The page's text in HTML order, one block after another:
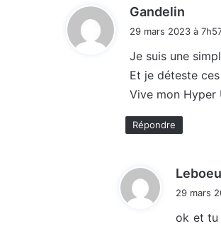
Gandelin
i
:
29 mars 2023 à
Je suis une
Et je déteste
Vive mon Hyper
Répondre
29 mars
ok et tu